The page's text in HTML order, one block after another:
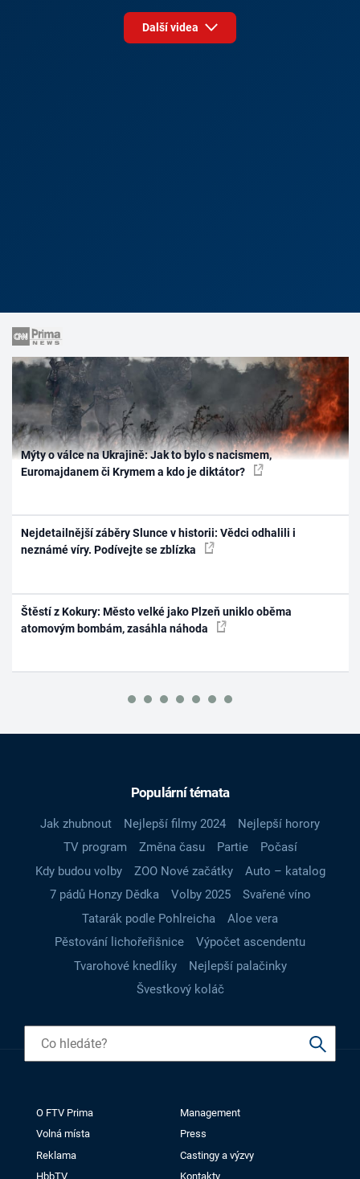
Další videa
Mýty o válce na Ukrajině: Jak to bylo s nacismem,
Euromajdanem či Krymem a kdo je diktátor?
Nejdetailnější záběry Slunce v historii: Vědci odhalili i
neznámé víry. Podívejte se zblízka
Štěstí z Kokury: Město velké jako Plzeň uniklo oběma
atomovým bombám, zasáhla náhoda
Populární témata
Jak zhubnout Nejlepší filmy 2024
Nejlepší horory
TV program
Změna času Partie
Počasí
Kdy budou volby
ZOO Nové začátky
Auto – katalog
7 pádů Honzy Dědka
Volby 2025
Svařené víno
Tatarák podle Pohlreicha
Aloe vera
Pěstování lichořeřišnice
Výpočet ascendentu
Tvarohové knedlíky
Nejlepší palačinky
Švestkový koláč
O FTV Prima
Management
Volná místa
Press
Reklama
Castingy a výzvy
HbbTV
Kontakty